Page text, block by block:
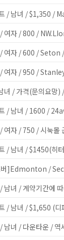
/ 남녀 / $1,350 /
여자 / 600 / Seton
여자 / 950 /
/ 남녀 / 1600 /
여자 / 750 / 시눅몰
/ 남녀 / $1,650 (
남녀 / 다운타운 / 역